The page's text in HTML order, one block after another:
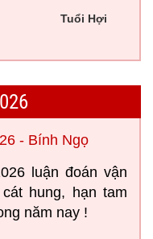
Tuổi Hợi
- Bính Ngọ
luận đoán vận
hung, hạn tam
năm nay !